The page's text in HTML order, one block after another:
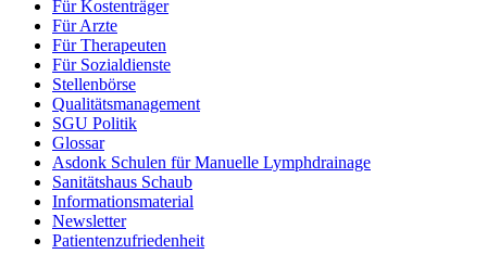
Für Kostenträger
Für Arzte
Für Therapeuten
Für Sozialdienste
Stellenbörse
Qualitätsmanagement
SGU Politik
Glossar
Asdonk Schulen für Manuelle Lymphdrainage
Sanitätshaus Schaub
Informationsmaterial
Newsletter
Patientenzufriedenheit